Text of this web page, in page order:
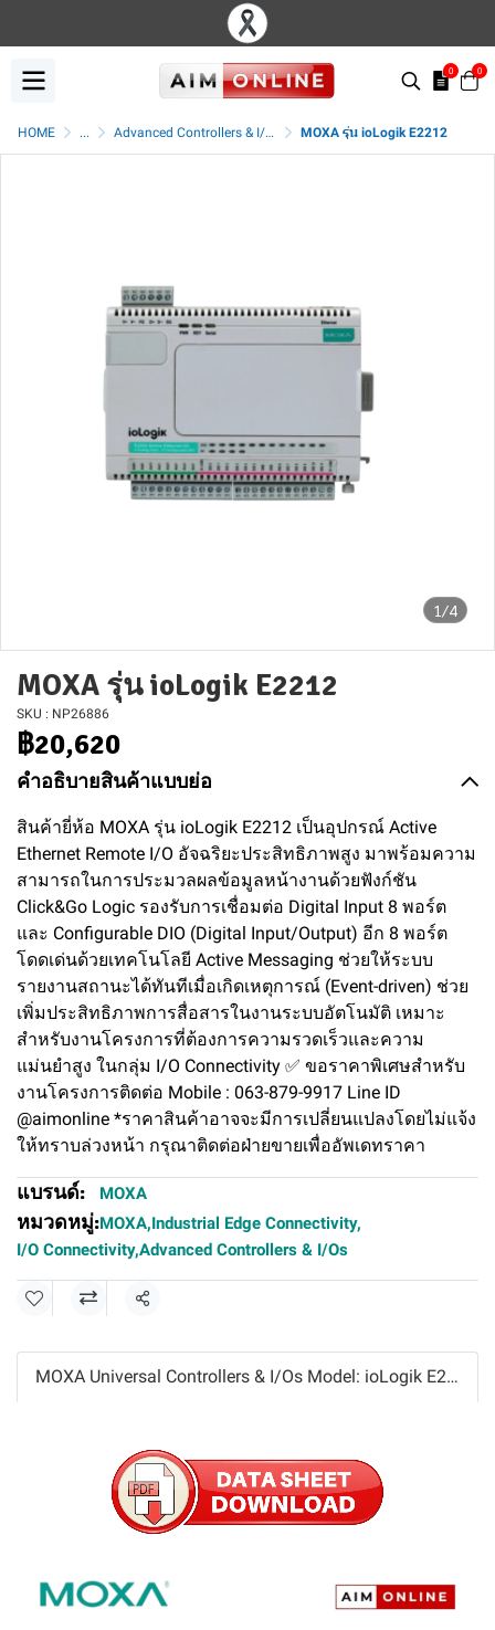
0 0
HOME ... Advanced Controllers & I/Os MOXA รุ่น ioLogik E2212
1/4
MOXA รุ่น ioLogik E2212
SKU : NP26886
฿20,620
คำอธิบายสินค้าแบบย่อ
สินค้ายี่ห้อ MOXA รุ่น ioLogik E2212 เป็นอุปกรณ์ Active
Ethernet Remote I/O อัจฉริยะประสิทธิภาพสูง มาพร้อมความ
สามารถในการประมวลผลข้อมูลหน้างานด้วยฟังก์ชัน
Click&Go Logic รองรับการเชื่อมต่อ Digital Input 8 พอร์ต
และ Configurable DIO (Digital Input/Output) อีก 8 พอร์ต
โดดเด่นด้วยเทคโนโลยี Active Messaging ช่วยให้ระบบ
รายงานสถานะได้ทันทีเมื่อเกิดเหตุการณ์ (Event-driven) ช่วย
เพิ่มประสิทธิภาพการสื่อสารในงานระบบอัตโนมัติ เหมาะ
สำหรับงานโครงการที่ต้องการความรวดเร็วและความ
แม่นยำสูง ในกลุ่ม I/O Connectivity ✅ ขอราคาพิเศษสำหรับ
งานโครงการติดต่อ Mobile : 063-879-9917 Line ID
@aimonline *ราคาสินค้าอาจจะมีการเปลี่ยนแปลงโดยไม่แจ้ง
ให้ทราบล่วงหน้า กรุณาติดต่อฝ่ายขายเพื่ออัพเดทราคา
แบรนด์: MOXA
หมวดหมู่:MOXA,Industrial Edge Connectivity,
I/O Connectivity,Advanced Controllers & I/Os
แชร์
MOXA Universal Controllers & I/Os Model: ioLogik E2212